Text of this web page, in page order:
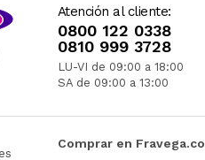
Atención al cliente:
0800 122 0338
0810 999 3728
LU-VI de 09:00 a 18:00
SA de 09:00 a 13:00
Comprar en